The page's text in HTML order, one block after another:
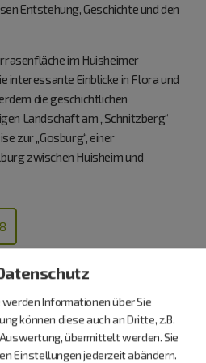
Entstehung, Geschichte und den
im Huisheimer
interessante Einblicke in Flora und
die geschichtlichen
Landschaft am „Schnitzberg“
zur „Gosburg“, einer
zwischen Huisheim und
Informationen über Sie
können diese auch an Dritte, z.B.
übermittelt werden. Sie
Einstellungen jederzeit abändern.